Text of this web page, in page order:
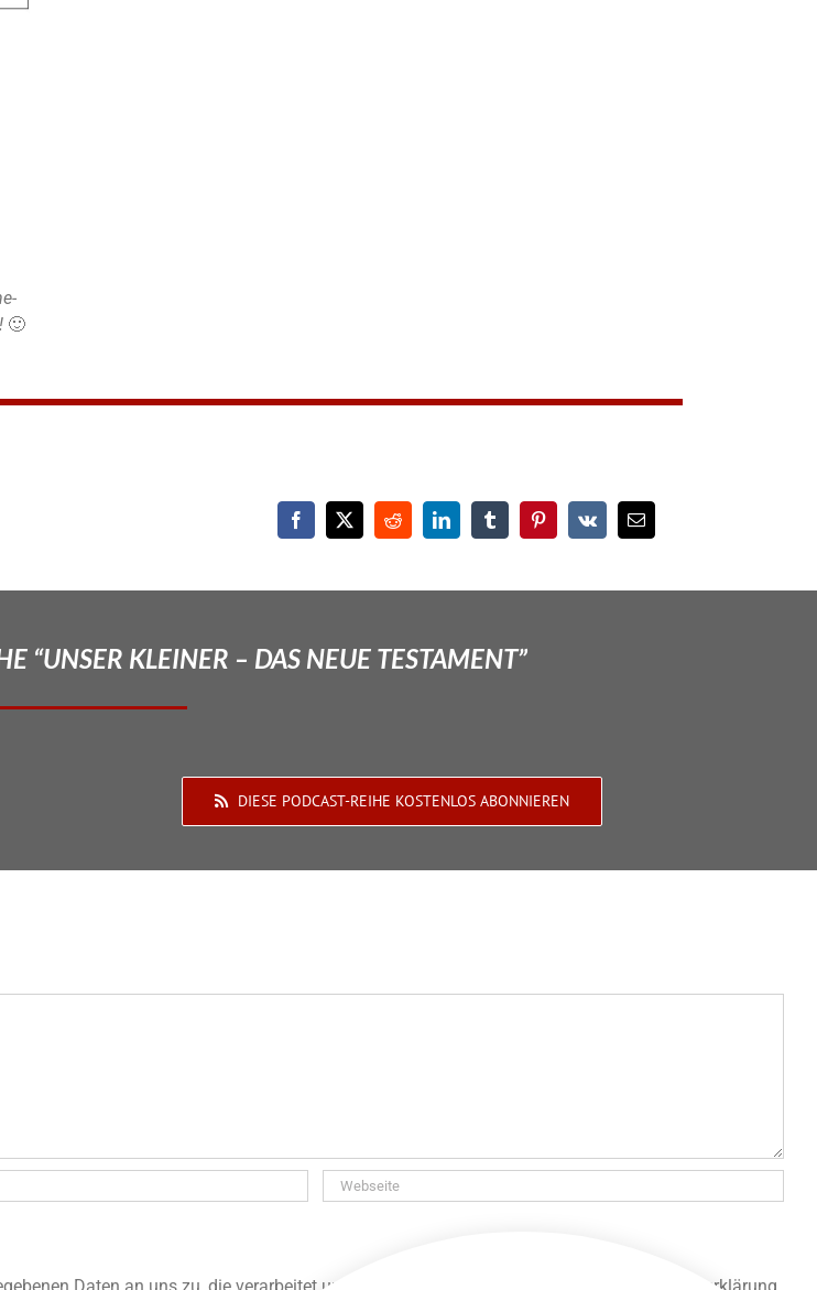
🙂
“UNSER KLEINER – DAS NEUE TESTAMENT”
DIESE PODCAST-REIHE KOSTENLOS ABONNIEREN